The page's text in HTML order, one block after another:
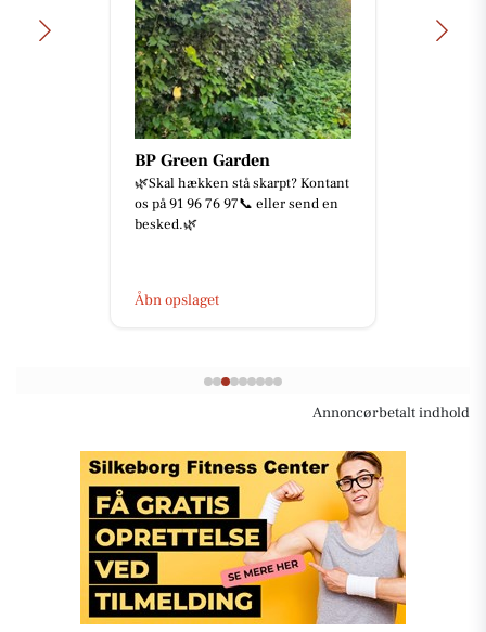
BP Green Garden
🌿Skal hækken stå skarpt? Kontant
os på 91 96 76 97📞 eller send en
besked.🌿
Åbn opslaget
Annoncørbetalt indhold